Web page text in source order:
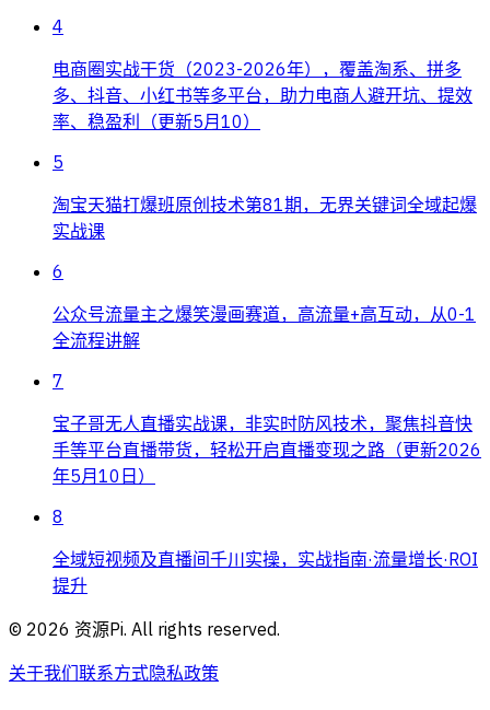
4
电商圈实战干货（2023-2026年），覆盖淘系、拼多
多、抖音、小红书等多平台，助力电商人避开坑、提效
率、稳盈利（更新5月10）
5
淘宝天猫打爆班原创技术第81期，无界关键词全域起爆
实战课
6
公众号流量主之爆笑漫画赛道，高流量+高互动，从0-1
全流程讲解
7
宝子哥无人直播实战课，非实时防风技术，聚焦抖音快
手等平台直播带货，轻松开启直播变现之路（更新2026
年5月10日）
8
全域短视频及直播间千川实操，实战指南·流量增长·ROI
提升
© 2026 资源Pi. All rights reserved.
关于我们联系方式隐私政策